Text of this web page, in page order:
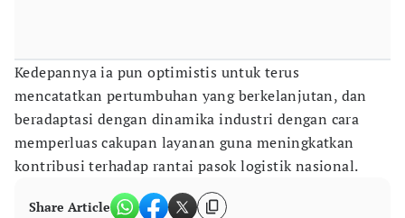
Kedepannya ia pun optimistis untuk terus
mencatatkan pertumbuhan yang berkelanjutan, dan
beradaptasi dengan dinamika industri dengan cara
memperluas cakupan layanan guna meningkatkan
kontribusi terhadap rantai pasok logistik nasional.
Share Article